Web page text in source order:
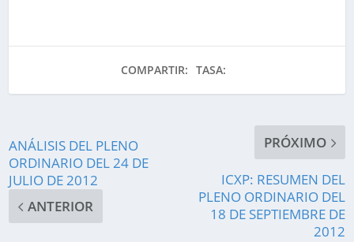
COMPARTIR: TASA:
ANÁLISIS DEL PLENO
ORDINARIO DEL 24 DE
JULIO DE 2012
ANTERIOR
PRÓXIMO
ICXP: RESUMEN DEL
PLENO ORDINARIO DEL
18 DE SEPTIEMBRE DE
2012